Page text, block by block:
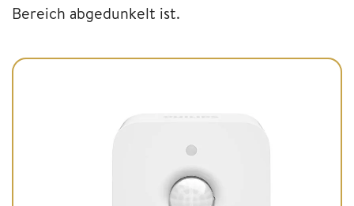
Bereich abgedunkelt ist.